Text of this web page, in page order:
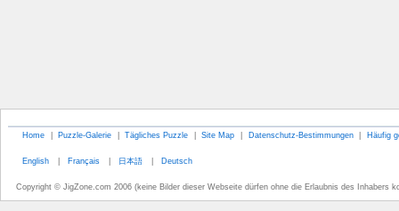
Home | Puzzle-Galerie | Tägliches Puzzle | Site Map | Datenschutz-Bestimmungen | Häufig
English | Français | 日本語 | Deutsch
Copyright © JigZone.com 2006 (keine Bilder dieser Webseite dürfen ohne die Erlaubnis des Inhabers